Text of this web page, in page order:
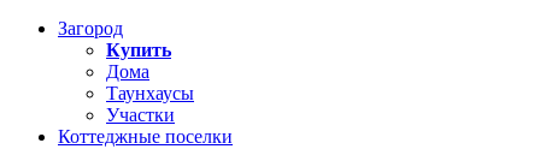
Загород
Купить
Дома
Таунхаусы
Участки
Коттеджные поселки